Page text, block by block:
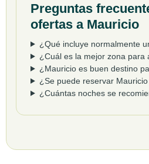
Preguntas
ofertas a Mauricio
¿Qué incluye normalmente
¿Cuál es la mejor zona para
¿Mauricio es buen destino
¿Se puede reservar
¿Cuántas noches se